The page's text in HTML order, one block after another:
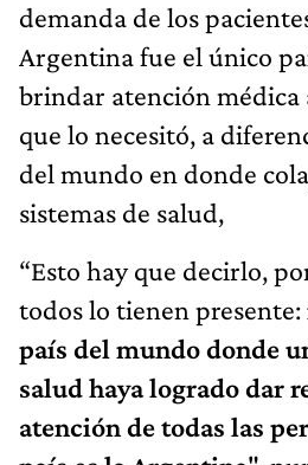
demanda de los
Argentina fue el único
brindar atención médica
que lo necesitó, a
del mundo en donde
sistemas de salud,
“Esto hay que decirlo,
todos lo tienen presente:
país del mundo donde
salud haya logrado dar
atención de todas las